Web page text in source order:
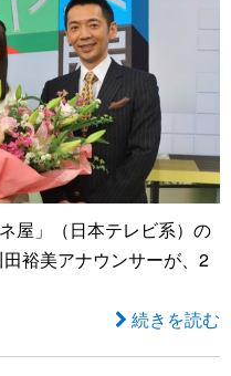
屋」（日本テレビ系）の
裕美アナウンサーが、2
続きを読む